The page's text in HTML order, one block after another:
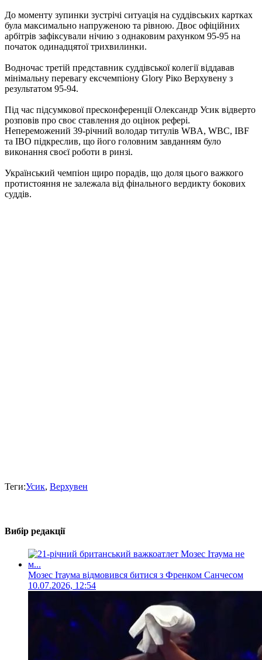
До моменту зупинки зустрічі ситуація на суддівських картках
була максимально напруженою та рівною. Двоє офіційних
арбітрів зафіксували нічию з однаковим рахунком 95-95 на
початок одинадцятої трихвилинки.
Водночас третій представник суддівської колегії віддавав
мінімальну перевагу ексчемпіону Glory Ріко Верхувену з
результатом 95-94.
Під час підсумкової пресконференції Олександр Усик відверто
розповів про своє ставлення до оцінок рефері.
Непереможений 39-річний володар титулів WBA, WBC, IBF
та IBO підкреслив, що його головним завданням було
виконання своєї роботи в ринзі.
Український чемпіон щиро порадів, що доля цього важкого
протистояння не залежала від фінального вердикту бокових
суддів.
Теги:Усик, Верхувен
Вибір редакції
Мозес Ітаума відмовився битися з Френком Санчесом
10.07.2026, 12:54